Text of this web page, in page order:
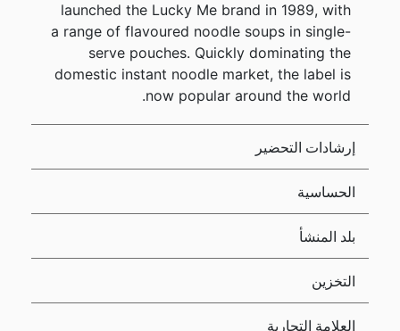
launched the Lucky Me brand in 1989, with
a range of flavoured noodle soups in single-
serve pouches. Quickly dominating the
domestic instant noodle market, the label is
now popular around the world.
إرشادات التحضير
الحساسية
بلد المنشأ
التخزين
العلامة التجارية